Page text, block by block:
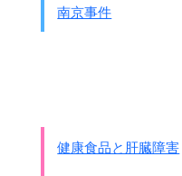
南京事件
健康食品と肝臓障害